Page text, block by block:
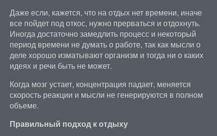
Даже если, кажется, что на отдых нет времени, иначе
все пойдет под откос, нужно прерваться и отдохнуть.
Иногда достаточно замедлить процесс и некоторый
период времени не думать о работе, так как мысли о
деле хорошо изматывают организм и тогда ни о каких
идеях и речи быть не может.
Когда мозг устает, концентрация падает, меняется
скорость реакции и мысли не генерируются в полном
объеме.
Правильный подход к отдыху